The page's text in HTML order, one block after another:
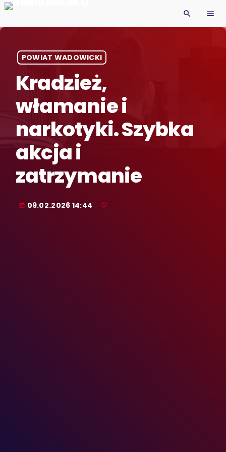
search menu
POWIAT WADOWICKI
Kradzież,
włamanie i
narkotyki. Szybka
akcja i
zatrzymanie
today 09.02.2026 14:44